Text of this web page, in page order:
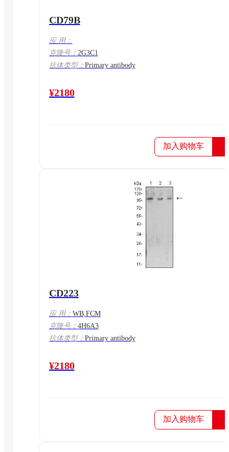
CD79B
应 用：
克隆号： 2G3C1
抗体类型： Primary antibody
¥2180
加入购物车
CD223
应 用： WB,FCM
克隆号： 4H6A3
抗体类型： Primary antibody
¥2180
加入购物车